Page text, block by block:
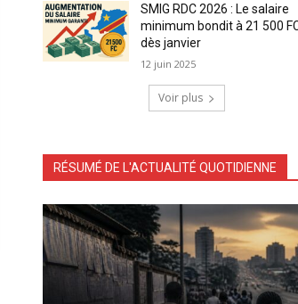
SMIG RDC 2026 : Le salaire
minimum bondit à 21 500
dès janvier
12 juin 2025
Voir plus
RÉSUMÉ DE L'ACTUALITÉ QUOTIDIENNE